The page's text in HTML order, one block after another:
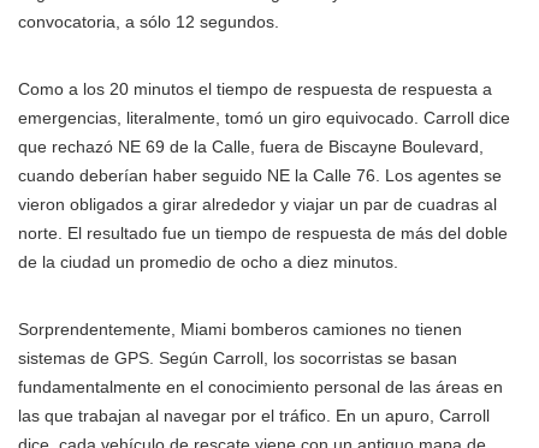
convocatoria, a sólo 12 segundos.
Como a los 20 minutos el tiempo de respuesta de respuesta a
emergencias, literalmente, tomó un giro equivocado. Carroll dice
que rechazó NE 69 de la Calle, fuera de Biscayne Boulevard,
cuando deberían haber seguido NE la Calle 76. Los agentes se
vieron obligados a girar alrededor y viajar un par de cuadras al
norte. El resultado fue un tiempo de respuesta de más del doble
de la ciudad un promedio de ocho a diez minutos.
Sorprendentemente, Miami bomberos camiones no tienen
sistemas de GPS. Según Carroll, los socorristas se basan
fundamentalmente en el conocimiento personal de las áreas en
las que trabajan al navegar por el tráfico. En un apuro, Carroll